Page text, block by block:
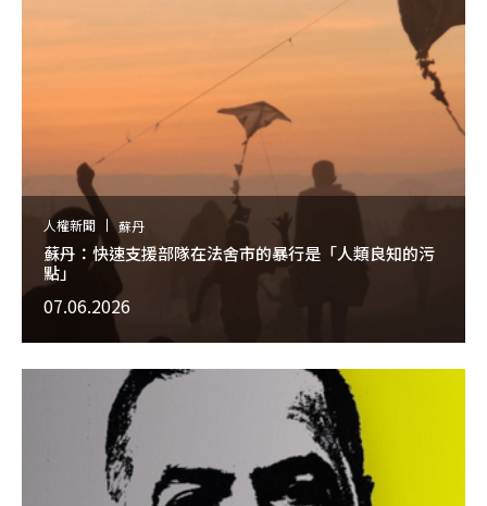
人權新聞 蘇丹
蘇丹：快速支援部隊在法舍市的暴行是「人類良知的污
點」
07.06.2026